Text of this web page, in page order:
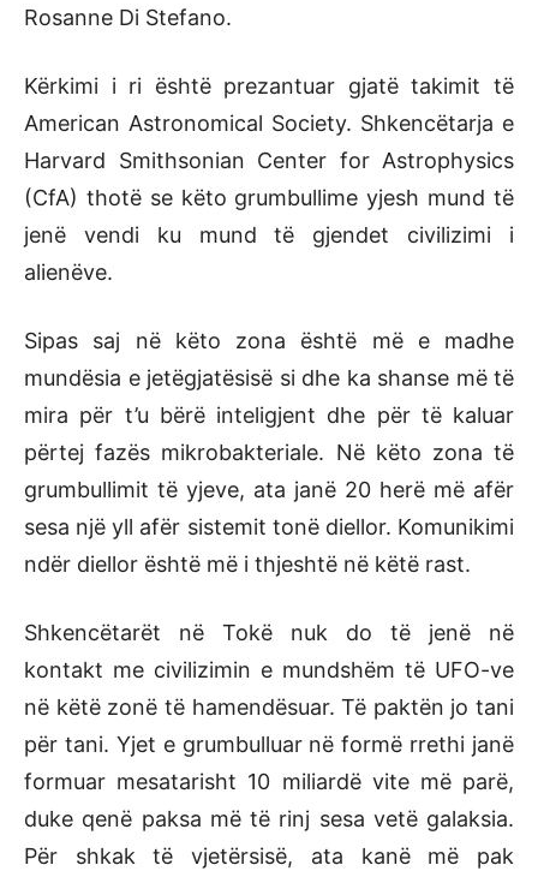
Rosanne Di Stefano.
Kërkimi i ri është prezantuar gjatë takimit të
American Astronomical Society. Shkencëtarja e
Harvard­ Smithsonian Center for Astrophysics
(CfA) thotë se këto grumbullime yjesh mund të
jenë vendi ku mund të gjendet civilizimi i
alienëve.
Sipas saj në këto zona është më e madhe
mundësia e jetëgjatësisë si dhe ka shanse më të
mira për t’u bërë inteligjent dhe për të kaluar
përtej fazës mikrobakteriale. Në këto zona të
grumbullimit të yjeve, ata janë 20 herë më afër
sesa një yll afër sistemit tonë diellor. Komunikimi
ndër diellor është më i thjeshtë në këtë rast.
Shkencëtarët në Tokë nuk do të jenë në
kontakt me civilizimin e mundshëm të UFO-ve
në këtë zonë të hamendësuar. Të paktën jo tani
për tani. Yjet e grumbulluar në formë rrethi janë
formuar mesatarisht 10 miliardë vite më parë,
duke qenë paksa më të rinj sesa vetë galaksia.
Për shkak të vjetërsisë, ata kanë më pak